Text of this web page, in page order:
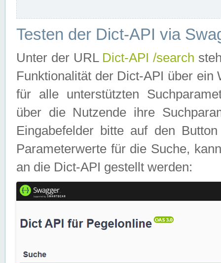
Testen der Dict-API via
Unter der URL Dict-API /search
Funktionalität der Dict-API über
für alle unterstützten
über die Nutzende ihre
Eingabefelder bitte auf den
Parameterwerte für die Suche,
an die Dict-API gestellt werden: